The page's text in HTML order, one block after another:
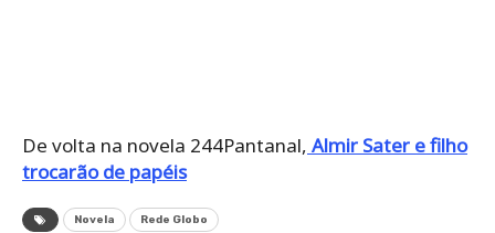
De volta na novela 244Pantanal, Almir Sater e filho
trocarão de papéis
Novela Rede Globo